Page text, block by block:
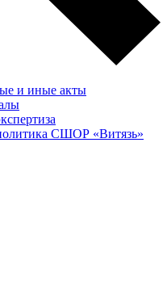
и иные акты
СШОР «Витязь»